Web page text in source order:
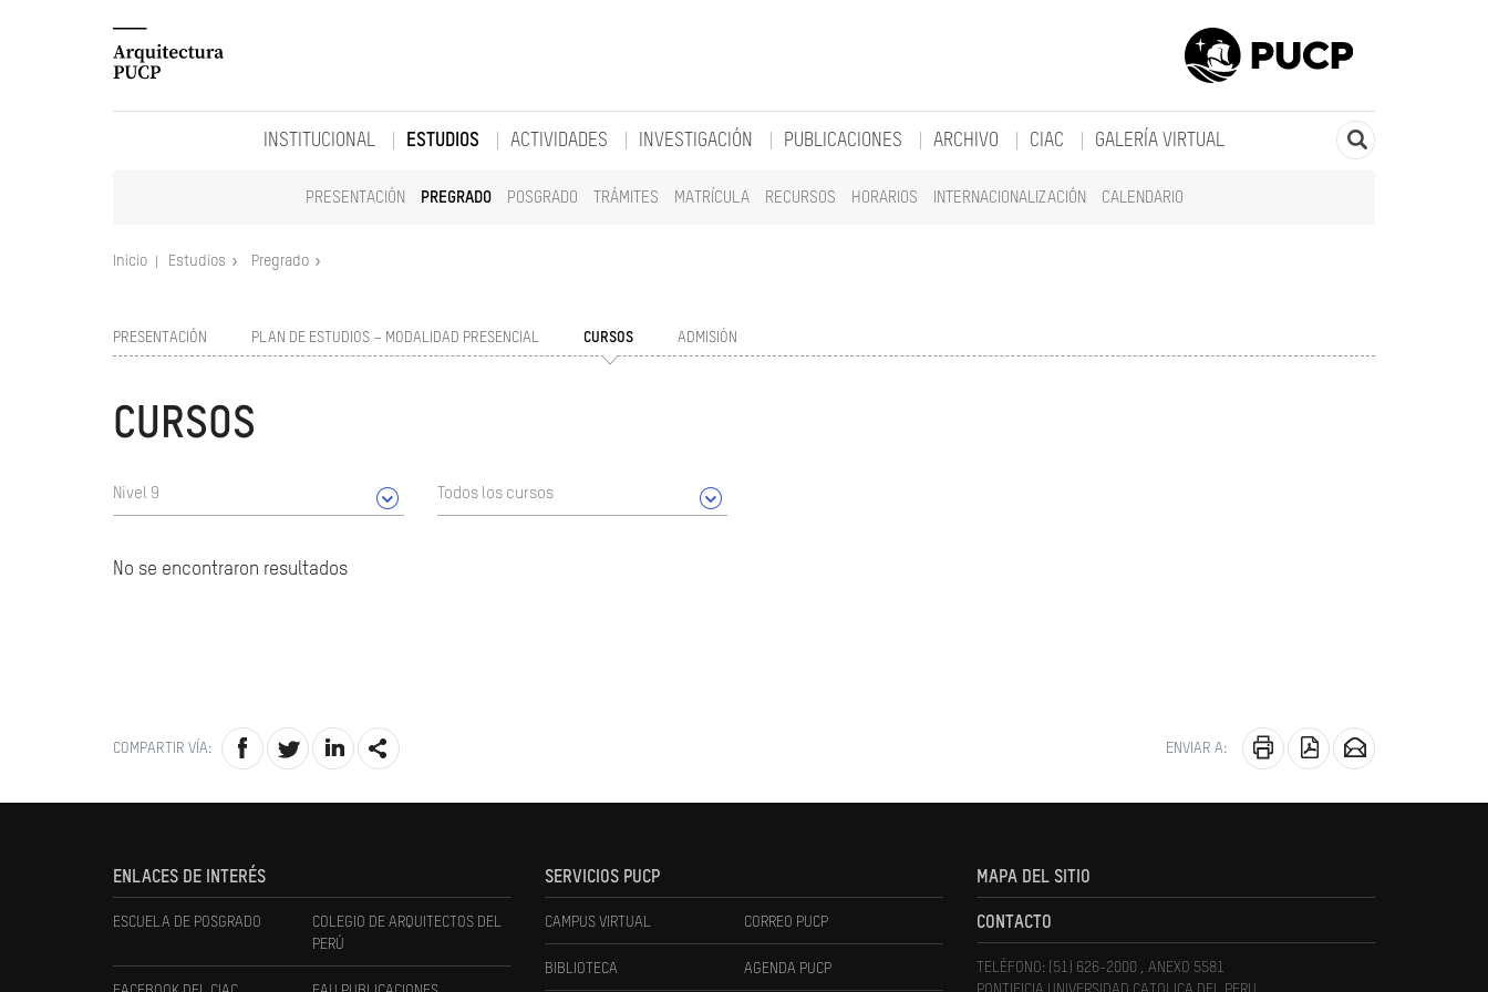
INSTITUCIONAL ESTUDIOS
PRESENTACIÓN PREGRADO POSGRADO TRÁMITES MATRÍCULA RECURSOS HORARIOS INTERNACIONALIZACIÓN CALENDARIO
ACTIVIDADES INVESTIGACIÓN PUBLICACIONES ARCHIVO CIAC GALERÍA VIRTUAL
Inicio Estudios Pregrado
PRESENTACIÓN PLAN DE ESTUDIOS – MODALIDAD PRESENCIAL CURSOS ADMISIÓN
CURSOS
Nivel 9 Todos los cursos
No se encontraron resultados
COMPARTIR VÍA: ENVIAR A:
ENLACES DE INTERÉS
ESCUELA DE POSGRADO
COLEGIO DE ARQUITECTOS DEL
PERÚ
SERVICIOS PUCP
CAMPUS VIRTUAL CORREO PUCP
BIBLIOTECA AGENDA PUCP
MAPA DEL SITIO
CONTACTO
TELÉFONO: (51) 626-2000 , ANEXO 5581